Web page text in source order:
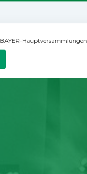
BAYER-Hauptversammlungen